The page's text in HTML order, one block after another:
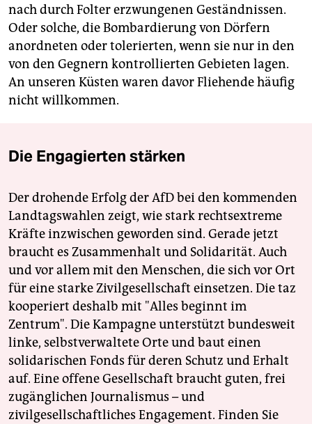
nach durch Folter erzwungenen Geständnissen.
Oder solche, die Bombardierung von Dörfern
anordneten oder tolerierten, wenn sie nur in den
von den Gegnern kontrollierten Gebieten lagen.
An unseren Küsten waren davor Fliehende häufig
nicht willkommen.
Die Engagierten stärken
Der drohende Erfolg der AfD bei den kommenden
Landtagswahlen zeigt, wie stark rechtsextreme
Kräfte inzwischen geworden sind. Gerade jetzt
braucht es Zusammenhalt und Solidarität. Auch
und vor allem mit den Menschen, die sich vor Ort
für eine starke Zivilgesellschaft einsetzen. Die taz
kooperiert deshalb mit "Alles beginnt im
Zentrum". Die Kampagne unterstützt bundesweit
linke, selbstverwaltete Orte und baut einen
solidarischen Fonds für deren Schutz und Erhalt
auf. Eine offene Gesellschaft braucht guten, frei
zugänglichen Journalismus – und
zivilgesellschaftliches Engagement. Finden Sie